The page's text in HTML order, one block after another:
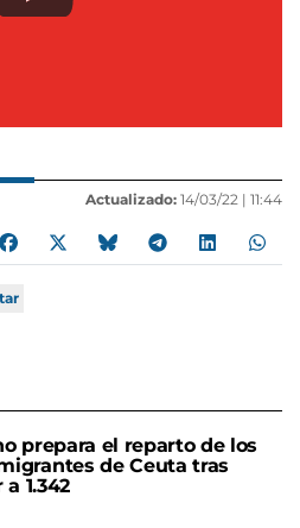
Actualizado: 14/03/22 | 11:44
prepara el reparto de los
de Ceuta tras
1.342